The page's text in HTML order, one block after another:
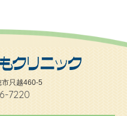
市只越460-5
7220